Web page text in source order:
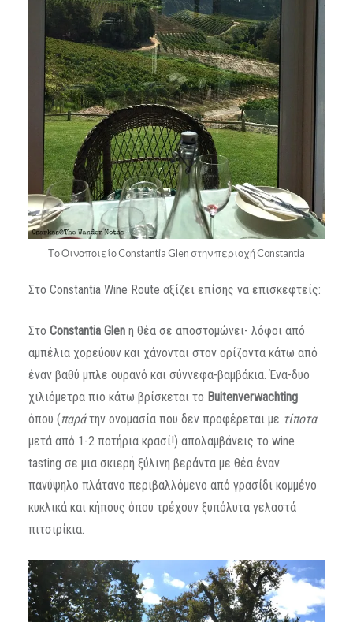
Το Οινοποιείο Constantia Glen στην περιοχή Constantia
Στο Constantia Wine Route αξίζει επίσης να επισκεφτείς:
Στο ConstantiaGlenη θέα σε αποστομώνει- λόφοι από
αμπέλια χορεύουν και χάνονται στον ορίζοντα κάτω από
έναν βαθύ μπλε ουρανό και σύννεφα-βαμβάκια. Ένα-δυο
χιλιόμετρα πιο κάτω βρίσκεται το Buitenverwachting
όπου (παράτην ονομασία που δεν προφέρεται με τίποτα
μετά από 1-2 ποτήρια κρασί!) απολαμβάνεις το wine
tasting σε μια σκιερή ξύλινη βεράντα με θέα έναν
πανύψηλο πλάτανο περιβαλλόμενο από γρασίδι κομμένο
κυκλικά και κήπους όπου τρέχουν ξυπόλυτα γελαστά
πιτσιρίκια.